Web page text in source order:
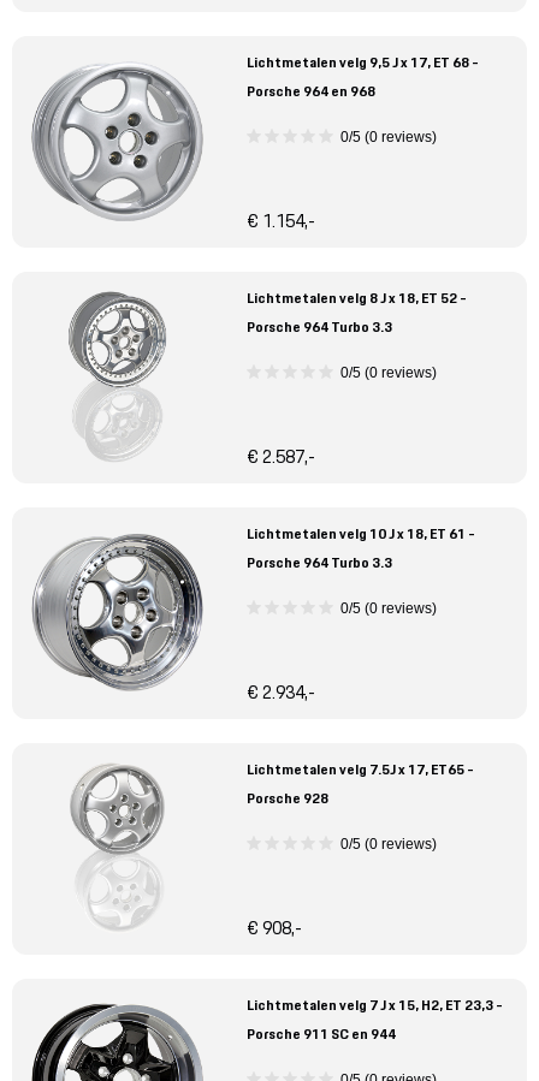
Lichtmetalen velg 9,5 J x 17, ET 68 -
Porsche 964 en 968
0/5 (0 reviews)
€ 1.154,-
Lichtmetalen velg 8 J x 18, ET 52 -
Porsche 964 Turbo 3.3
0/5 (0 reviews)
€ 2.587,-
Lichtmetalen velg 10 J x 18, ET 61 -
Porsche 964 Turbo 3.3
0/5 (0 reviews)
€ 2.934,-
Lichtmetalen velg 7.5J x 17, ET65 -
Porsche 928
0/5 (0 reviews)
€ 908,-
Lichtmetalen velg 7 J x 15, H2, ET 23,3 -
Porsche 911 SC en 944